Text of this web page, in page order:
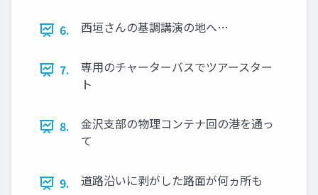
6. 西垣さんの基調講演の地へ…
7.
専用のチャーターバスでツアースター
ト
8.
金沢支部の物理コンテナ回の港を通っ
て
9. 道路沿いに剥がした路面が何ヵ所も